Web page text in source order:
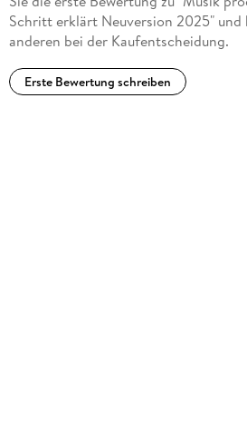
Schritt erklärt Neuversion 2025" und
anderen bei der Kaufentscheidung.
Erste Bewertung schreiben